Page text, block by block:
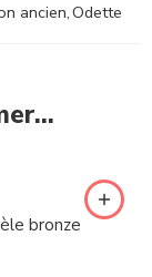
ancien,Odette
bronze